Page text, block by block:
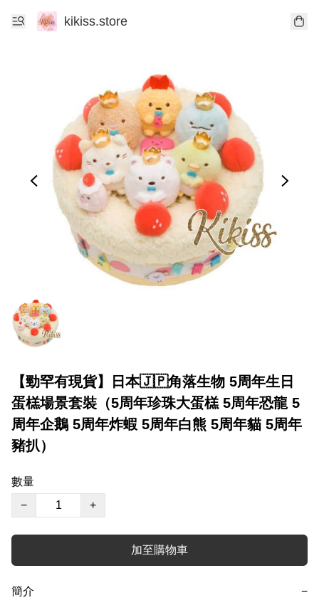
kikiss.store
【勁罕有現貨】日本🇯🇵角落生物 5周年生日
蛋榚場景套裝（5周年珍珠大蛋榚 5周年恐龍 5
周年企鵝 5周年炸蝦 5周年白熊 5周年貓 5周年
豬扒）
數量
−
+
加至購物車
簡介 −